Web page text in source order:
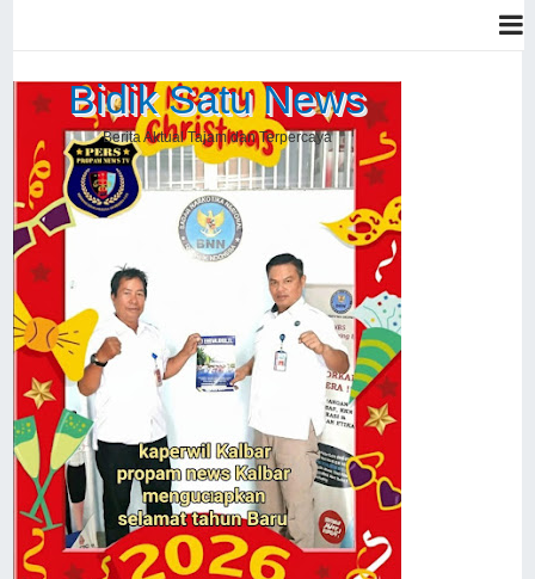
Bidik Satu News
Berita Aktual Tajam dan Terpercaya